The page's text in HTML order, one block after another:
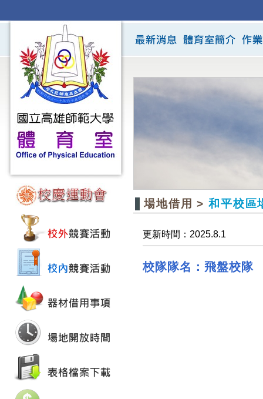
場地借用 > 和平校區
更新時間： 2025.8.1
校隊隊名： 飛盤校隊